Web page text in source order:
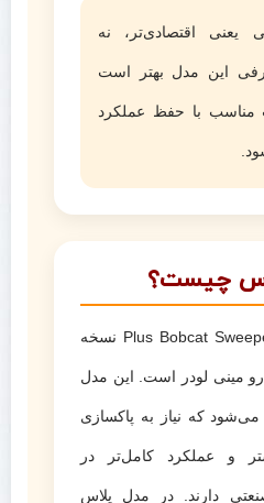
یعنی اقتصادی‌تر، نه
این مدل بهتر است
مناسب با حفظ عملکرد
چیست؟
جارو بابکتی پلاس یا Plus Bobcat Sweeper نسخه
مینی لودر است. این مدل
که نیاز به پاکسازی
و عملکرد کامل‌تر در
دارند. در مدل پلاس